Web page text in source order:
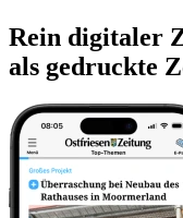
Rein digitaler
als gedruckte